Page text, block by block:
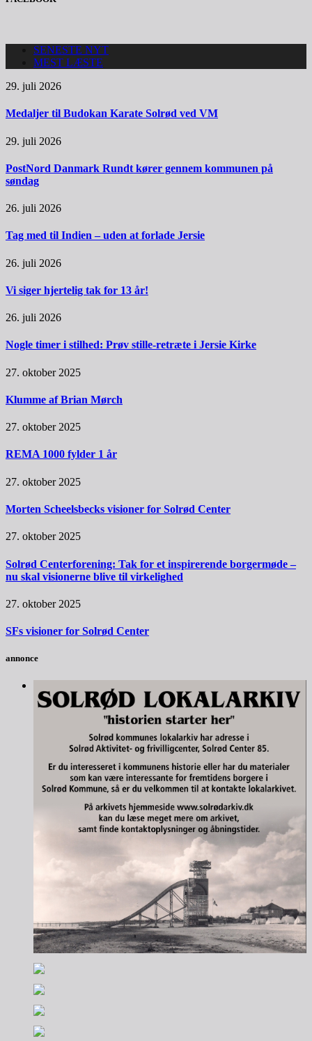
SENESTE NYT
MEST LÆSTE
29. juli 2026
Medaljer til Budokan Karate Solrød ved VM
29. juli 2026
PostNord Danmark Rundt kører gennem kommunen på
søndag
26. juli 2026
Tag med til Indien – uden at forlade Jersie
26. juli 2026
Vi siger hjertelig tak for 13 år!
26. juli 2026
Nogle timer i stilhed: Prøv stille-retræte i Jersie Kirke
27. oktober 2025
Klumme af Brian Mørch
27. oktober 2025
REMA 1000 fylder 1 år
27. oktober 2025
Morten Scheelsbecks visioner for Solrød Center
27. oktober 2025
Solrød Centerforening: Tak for et inspirerende borgermøde –
nu skal visionerne blive til virkelighed
27. oktober 2025
SFs visioner for Solrød Center
annonce